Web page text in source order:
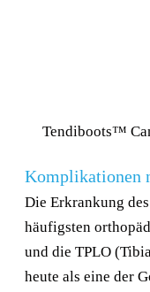
Tendiboots™
Komplikationen
Die Erkrankung
häufigsten
und die TPLO
heute als eine der